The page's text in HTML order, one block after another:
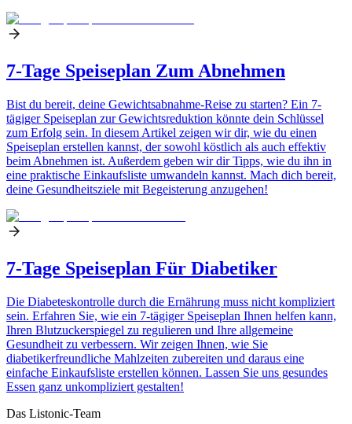
7-Tage Speiseplan Zum Abnehmen
Bist du bereit, deine Gewichtsabnahme-Reise zu starten? Ein 7-
tägiger Speiseplan zur Gewichtsreduktion könnte dein Schlüssel
zum Erfolg sein. In diesem Artikel zeigen wir dir, wie du einen
Speiseplan erstellen kannst, der sowohl köstlich als auch effektiv
beim Abnehmen ist. Außerdem geben wir dir Tipps, wie du ihn in
eine praktische Einkaufsliste umwandeln kannst. Mach dich bereit,
deine Gesundheitsziele mit Begeisterung anzugehen!
7-Tage Speiseplan Für Diabetiker
Die Diabeteskontrolle durch die Ernährung muss nicht kompliziert
sein. Erfahren Sie, wie ein 7-tägiger Speiseplan Ihnen helfen kann,
Ihren Blutzuckerspiegel zu regulieren und Ihre allgemeine
Gesundheit zu verbessern. Wir zeigen Ihnen, wie Sie
diabetikerfreundliche Mahlzeiten zubereiten und daraus eine
einfache Einkaufsliste erstellen können. Lassen Sie uns gesundes
Essen ganz unkompliziert gestalten!
Das Listonic-Team